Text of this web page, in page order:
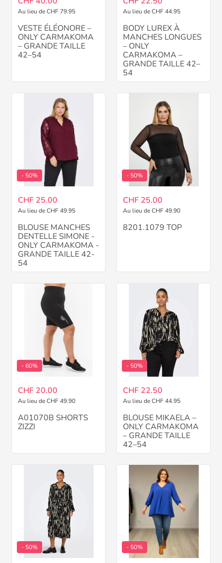
Au lieu de CHF 79.95
VESTE ÉLÉONORE –
ONLY CARMAKOMA
– GRANDE TAILLE
42–54
Au lieu de CHF 44.95
BODY LUREX À
MANCHES LONGUES
– ONLY
CARMAKOMA –
GRANDE TAILLE 42–
54
- 50%
CHF 25.00
Au lieu de CHF 49.95
BLOUSE MANCHES
DENTELLE SIMONE -
ONLY CARMAKOMA -
GRANDE TAILLE 42-
54
- 50%
CHF 25.00
Au lieu de CHF 49.90
8201.1079 TOP
- 60%
CHF 20.00
Au lieu de CHF 49.90
A01070B SHORTS
ZIZZI
- 50%
CHF 22.50
Au lieu de CHF 44.95
BLOUSE MIKAELA –
ONLY CARMAKOMA
– GRANDE TAILLE
42–54
- 50% - 50%